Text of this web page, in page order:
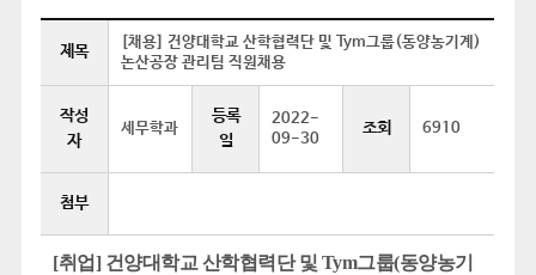
제목
[채용] 건양대학교 산학협력단 및 Tym그룹(동양농기계)
논산공장 관리팀 직원채용
작성
자
세무학과
등록
일
2022-
09-30
조회 6910
첨부
[취업] 건양대학교 산학협력단 및 Tym그룹(동양농기